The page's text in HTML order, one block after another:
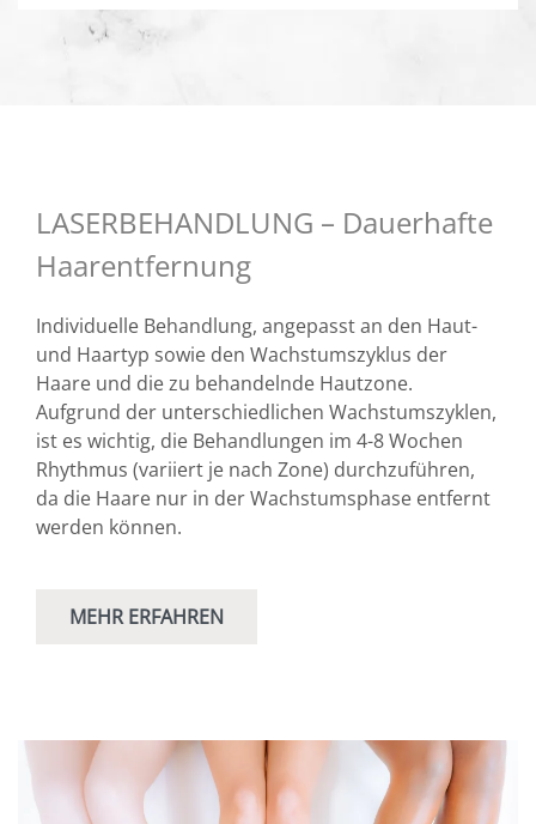
LASERBEHANDLUNG – Dauerhafte
Haarentfernung
Individuelle Behandlung, angepasst an den Haut-
und Haartyp sowie den Wachstumszyklus der
Haare und die zu behandelnde Hautzone.
Aufgrund der unterschiedlichen Wachstumszyklen,
ist es wichtig, die Behandlungen im 4-8 Wochen
Rhythmus (variiert je nach Zone) durchzuführen,
da die Haare nur in der Wachstumsphase entfernt
werden können.
MEHR ERFAHREN